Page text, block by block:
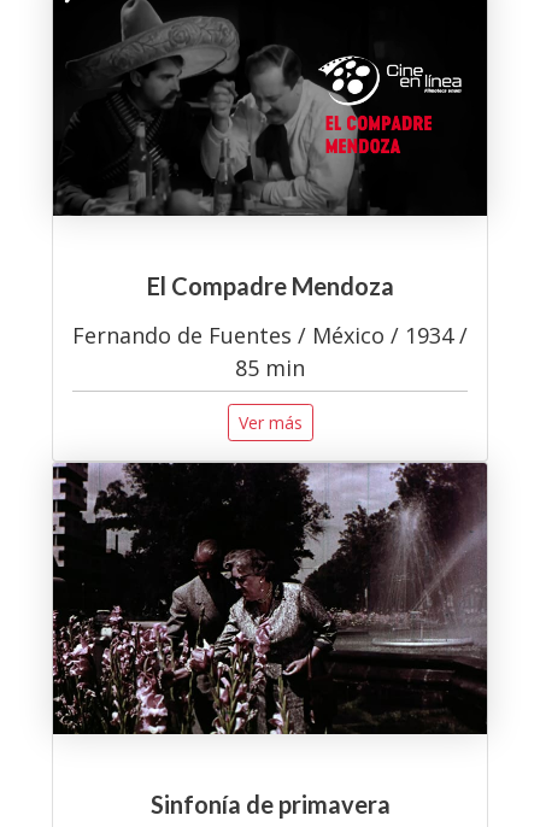
El Compadre Mendoza
Fernando de Fuentes / México / 1934 /
85 min
Ver más
Sinfonía de primavera